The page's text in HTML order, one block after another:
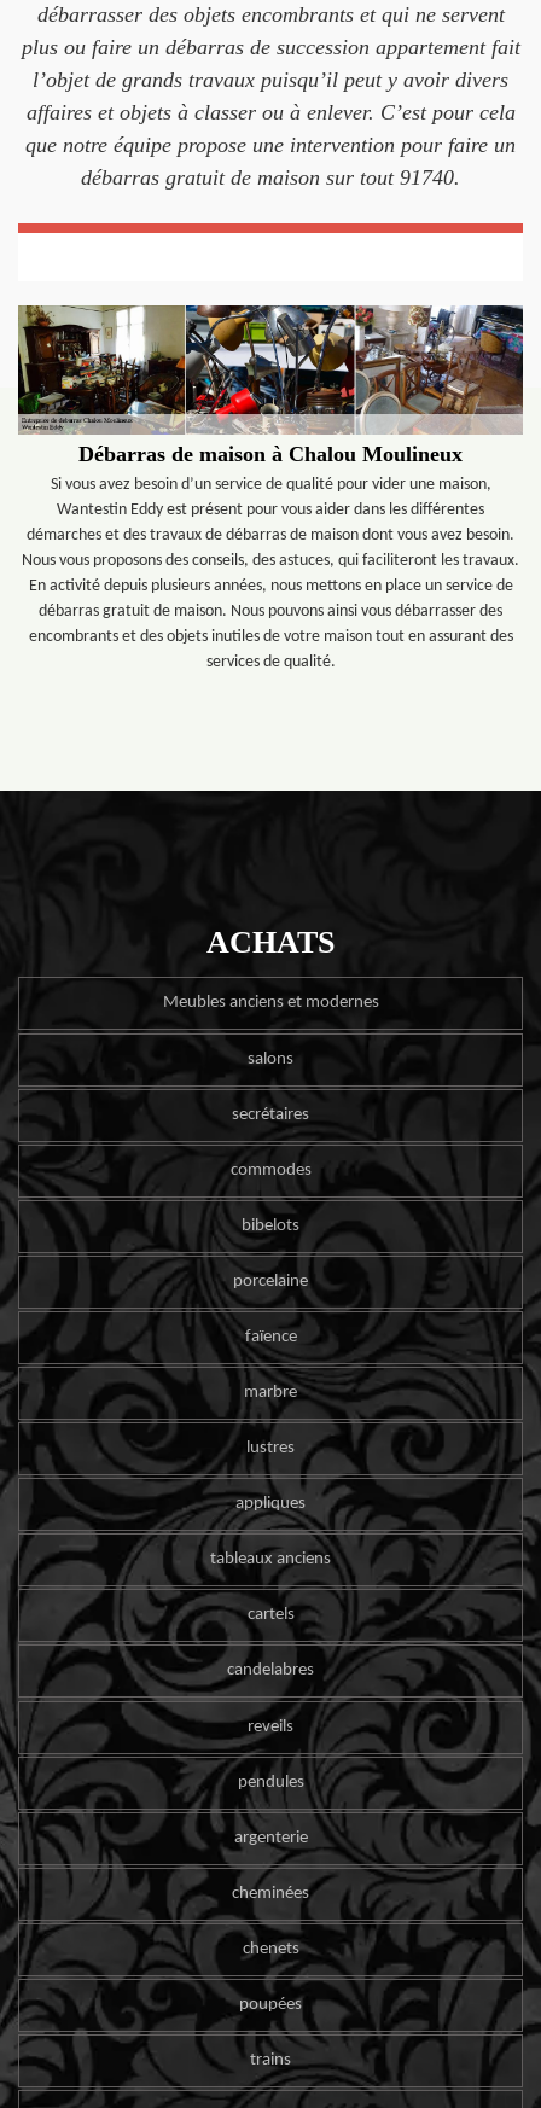
débarrasser des objets encombrants et qui ne servent
plus ou faire un débarras de succession appartement fait
l’objet de grands travaux puisqu’il peut y avoir divers
affaires et objets à classer ou à enlever. C’est pour cela
que notre équipe propose une intervention pour faire un
débarras gratuit de maison sur tout 91740.
Débarras de maison à Chalou Moulineux
Si vous avez besoin d’un service de qualité pour vider une maison,
Wantestin Eddy est présent pour vous aider dans les différentes
démarches et des travaux de débarras de maison dont vous avez besoin.
Nous vous proposons des conseils, des astuces, qui faciliteront les travaux.
En activité depuis plusieurs années, nous mettons en place un service de
débarras gratuit de maison. Nous pouvons ainsi vous débarrasser des
encombrants et des objets inutiles de votre maison tout en assurant des
services de qualité.
ACHATS
Meubles anciens et modernes
salons
secrétaires
commodes
bibelots
porcelaine
faïence
marbre
lustres
appliques
tableaux anciens
cartels
candelabres
reveils
pendules
argenterie
cheminées
chenets
poupées
trains